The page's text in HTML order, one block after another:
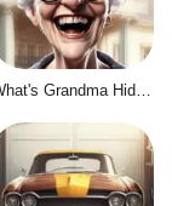
What's Grandma Hiding